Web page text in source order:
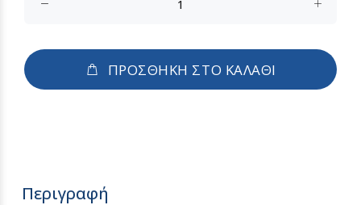
ΠΡΟΣΘΗΚΗ ΣΤΟ ΚΑΛΑΘΙ
Περιγραφή